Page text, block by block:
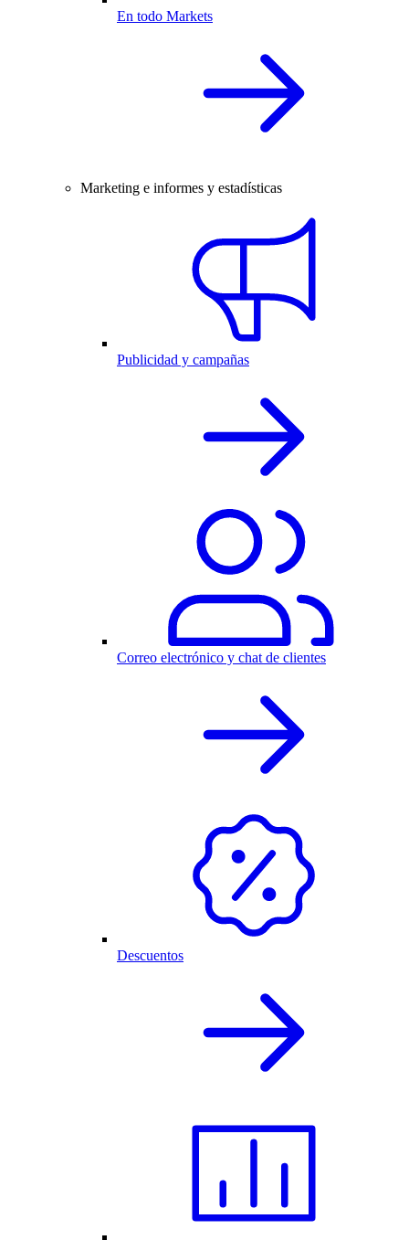
En todo Markets
Marketing e informes y estadísticas
Publicidad y campañas
Correo electrónico y chat de clientes
Descuentos